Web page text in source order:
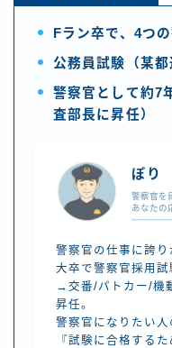
Fラン卒で、4つ
公務員試験（某
警察官として約7
査部長に昇任）
ぽり
警察官を
あなたの
警察官の仕事に誇
大卒で警察官採用
→交番/パトカー/機
昇任。
警察官になりたい人
『試験に合格する